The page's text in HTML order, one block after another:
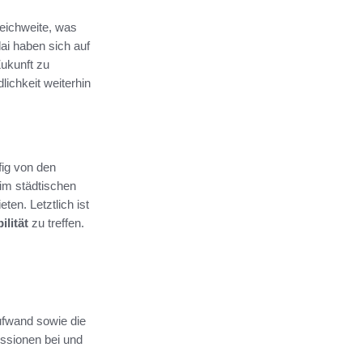
was
haben sich auf
zu
weiterhin
von den
städtischen
Letztlich ist
zu treffen.
sowie die
bei und